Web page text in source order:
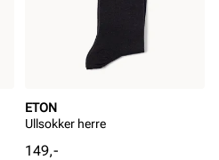
ETON
Ullsokker herre
Pris
149,-